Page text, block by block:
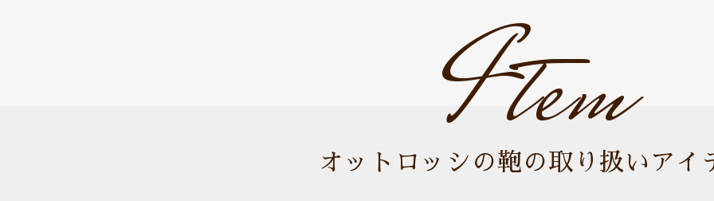
Item
オットロッシの鞄の取り扱いアイ